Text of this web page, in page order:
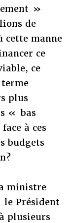
»
de
cette manne
ce
ce
plus
« bas
à ces
budgets
ministre
le Président
plusieurs